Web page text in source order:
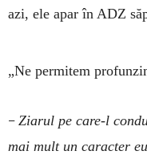
azi, ele apar în ADZ
„Ne permitem
– Ziarul pe care-l
mai mult un caracter